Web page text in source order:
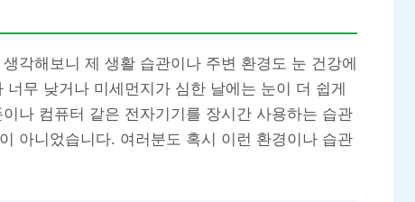
각해보니 제 생활 습관이나 주변 환경도 눈 건강에
무 낮거나 미세먼지가 심한 날에는 눈이 더 쉽게
나 컴퓨터 같은 전자기기를 장시간 사용하는 습관
아니었습니다. 여러분도 혹시 이런 환경이나 습관